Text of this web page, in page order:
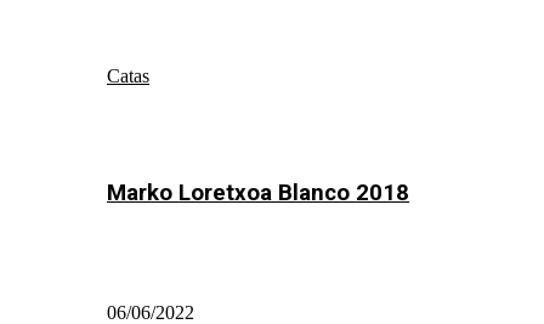
Catas
Marko Loretxoa Blanco 2018
06/06/2022